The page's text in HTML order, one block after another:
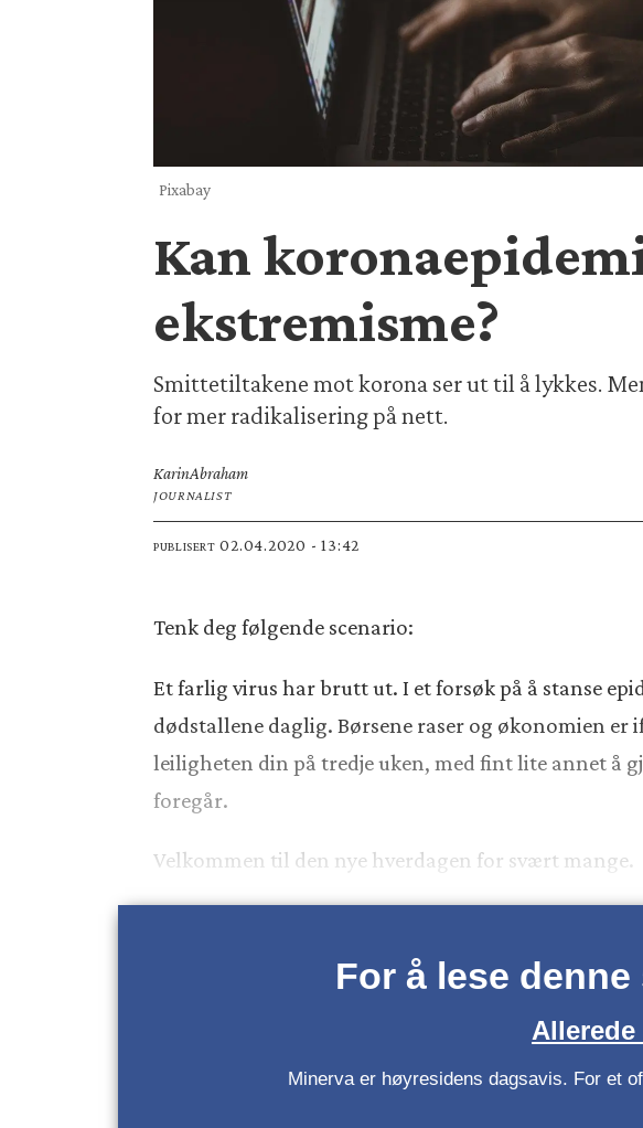
Pixabay
Kan
ekstremisme?
Smittetiltakene mot korona ser ut til å lykkes.
for mer radikalisering på nett.
KarinAbraham
JOURNALIST
PUBLISERT 02.04.2020 - 13:42
Tenk deg følgende scenario:
Et farlig virus har brutt ut. I et forsøk på å stanse
dødstallene daglig. Børsene raser og økonomien
leiligheten din på tredje uken, med fint lite annet å
foregår.
Velkommen til den nye hverdagen for svært mange.
For å lese
Minerva er høyresidens dagsavis. For et